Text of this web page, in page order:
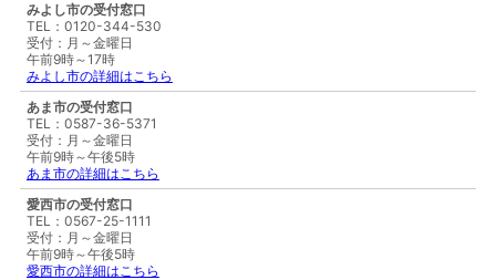
みよし市の受付窓口
TEL：0120-344-530
受付：月～金曜日
午前9時～17時
みよし市の詳細はこちら
あま市の受付窓口
TEL：0587-36-5371
受付：月～金曜日
午前9時～午後5時
あま市の詳細はこちら
愛西市の受付窓口
TEL：0567-25-1111
受付：月～金曜日
午前9時～午後5時
愛西市の詳細はこちら